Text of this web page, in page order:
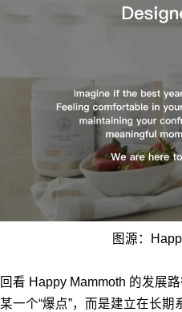
图源：
回看 Happy Mammoth 的发展
某一个“爆点”，而是建立在长